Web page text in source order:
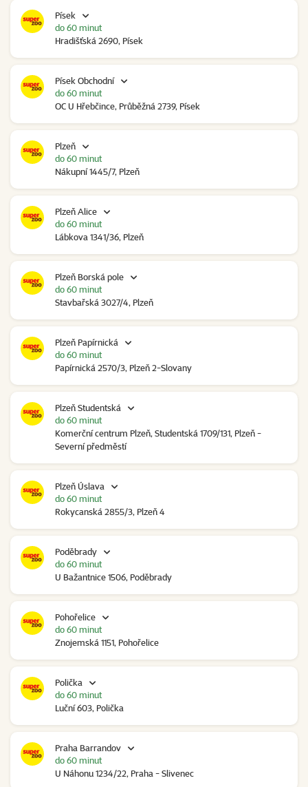
Písek
Hradišťská 2690, Písek
do 60 minut
Písek Obchodní
OC U Hřebčince, Průběžná 2739, Písek
do 60 minut
Plzeň
Nákupní 1445/7, Plzeň
do 60 minut
Plzeň Alice
Lábkova 1341/36, Plzeň
do 60 minut
Plzeň Borská pole
Stavbařská 3027/4, Plzeň
do 60 minut
Plzeň Papírnická
Papírnická 2570/3, Plzeň 2-Slovany
do 60 minut
Plzeň Studentská
Komerční centrum Plzeň, Studentská 1709/131, Plzeň -
Severní předměstí
do 60 minut
Plzeň Úslava
Rokycanská 2855/3, Plzeň 4
do 60 minut
Poděbrady
U Bažantnice 1506, Poděbrady
do 60 minut
Pohořelice
Znojemská 1151, Pohořelice
do 60 minut
Polička
Luční 603, Polička
do 60 minut
Praha Barrandov
U Náhonu 1234/22, Praha - Slivenec
do 60 minut